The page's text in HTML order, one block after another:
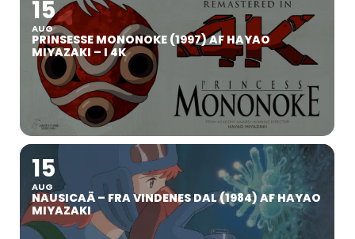
15
AUG
PRINSESSE MONONOKE (1997) AF HAYAO
MIYAZAKI – I 4K
15
AUG
NAUSICAÄ – FRA VINDENES DAL (1984) AF HAYAO
MIYAZAKI